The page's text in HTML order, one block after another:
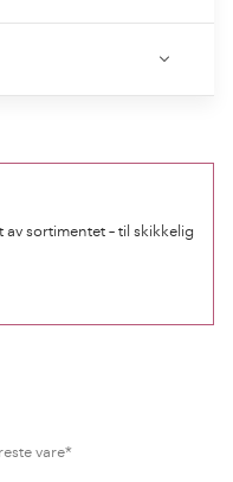
sortimentet – til skikkelig
vare*